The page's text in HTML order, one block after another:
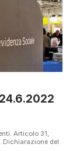
Articolo 31,
Dichiarazione del